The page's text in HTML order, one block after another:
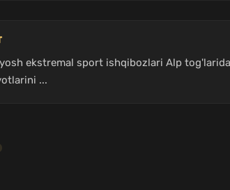
ekstremal sport ishqibozlari Alp
...